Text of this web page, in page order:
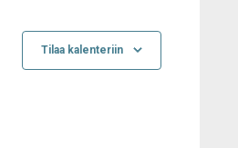
Tilaa kalenteriin